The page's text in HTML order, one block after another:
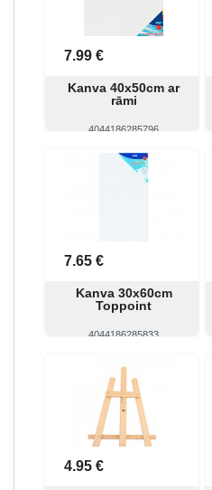
7.99 €
Kanva 40x50cm ar
rāmi
4044186285796
Pirkt
7.65 €
Kanva 30x60cm
Toppoint
4044186285833
4.95 €